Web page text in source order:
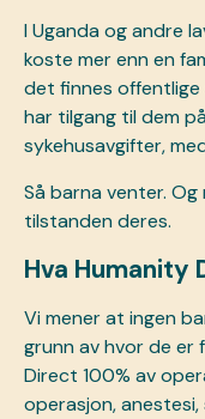
I Uganda og andre
koste mer enn en
det finnes offentlige
har tilgang til dem
sykehusavgifter,
Så barna venter.
tilstanden deres.
Hva Humanity
Vi mener at ingen
grunn av hvor de er
Direct 100% av
operasjon,